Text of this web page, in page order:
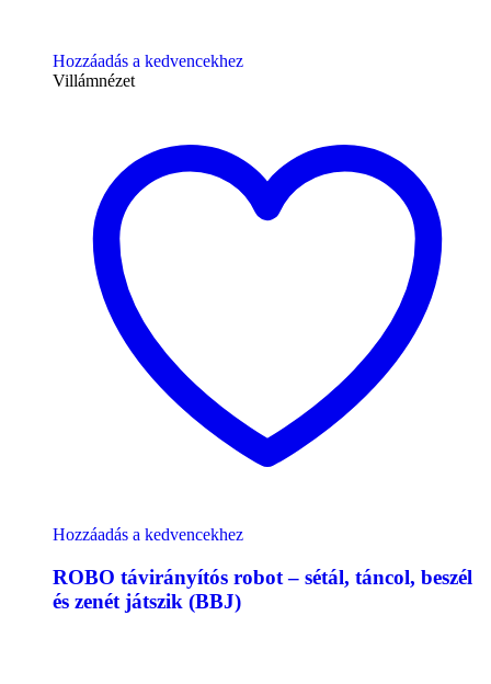
Hozzáadás a kedvencekhez
Villámnézet
Hozzáadás a kedvencekhez
ROBO távirányítós robot – sétál, táncol, beszél
és zenét játszik (BBJ)